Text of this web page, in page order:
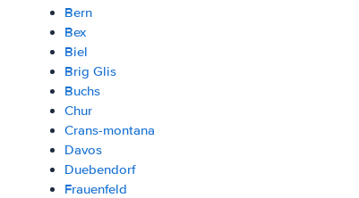
Bern
Bex
Biel
Brig Glis
Buchs
Chur
Crans-montana
Davos
Duebendorf
Frauenfeld